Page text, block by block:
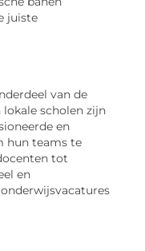
juiste
van de
scholen zijn
en
hun teams te
tot
en